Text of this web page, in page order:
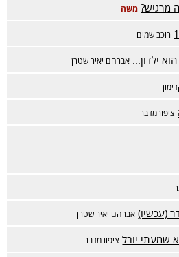
מרגיש? משה
רוכב שמים
ילדון... אברהם יאיר שטרן
ציפורמדבר
(עכשיו) אברהם יאיר שטרן
שמעתי יובל ציפורמדבר